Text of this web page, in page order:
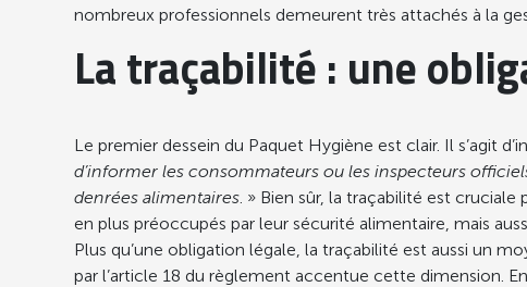
nombreux professionnels demeurent très attachés à la
La traçabilité : une
Le premier dessein du Paquet Hygiène est clair. Il s’agit
d’informer les consommateurs ou les inspecteurs
denrées alimentaires . » Bien sûr, la traçabilité est
en plus préoccupés par leur sécurité alimentaire, mais
Plus qu’une obligation légale, la traçabilité est aussi un
par l’article 18 du règlement accentue cette dimension.